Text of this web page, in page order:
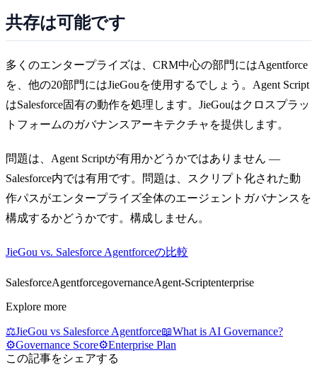
共存は可能です
多くのエンタープライズは、CRM中心の部門にはAgentforce
を、他の20部門にはJieGouを使用するでしょう。Agent Script
はSalesforce固有の動作を処理します。JieGouはクロスプラッ
トフォームのガバナンスアーキテクチャを提供します。
問題は、Agent Scriptが有用かどうかではありません —
Salesforce内では有用です。問題は、スクリプト化された動
作パスがエンタープライズ全体のエージェントガバナンスを
構成するかどうかです。構成しません。
JieGou vs. Salesforce Agentforceの比較
SalesforceAgentforcegovernanceAgent-Scriptenterprise
Explore more
⚖️JieGou vs Salesforce Agentforce📖What is AI Governance?
⚙️Governance Score⚙️Enterprise Plan
この記事をシェアする